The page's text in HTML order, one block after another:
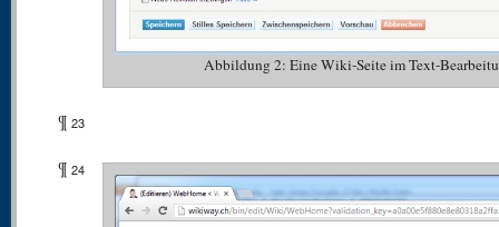
Abbildung 2: Eine Wiki-Seite im Text-
¶ 23
¶ 24